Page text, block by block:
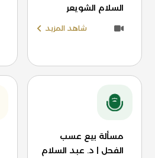
السلام الشويعر
شاهد المزيد
مسألة بيع عسب
الفحل | د. عبد السلام